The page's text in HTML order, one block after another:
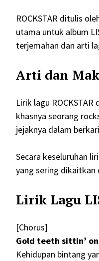
ROCKSTAR ditulis
utama untuk album
terjemahan dan arti
Arti dan
Lirik lagu
khasnya seorang
jejaknya dalam
Secara keseluruhan
yang sering dikaitkan
Lirik Lagu
[Chorus]
Gold teeth sittin’
Kehidupan bintang